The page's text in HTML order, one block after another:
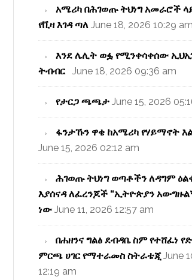
አሜሪካ በሕገወጡ ትህነግ አመራሮች
የቪዛ እገዳ ጣለ June 18, 2026 10:29 am
እንደ ሌሊት ወፏ የሚንቀሳቀሰው
ትብብር June 18, 2026 09:36 am
የታርጋ ጫጫታ June 15, 2026
ፋንታኹን ዋቄ ከአሜሪካ የሃይማኖት
June 15, 2026 02:12 am
ሕገወጡ ትህነግ ወጣቶችን ለዳግም
እያሰናዳ ለፈረንጆች “ኢትዮጵያን
ነው June 11, 2026 12:57 am
በሐዘንና ግልፅ ደብዳቤ ስም የተሸፈነ
ምርጫ ሀገር የማተራመስ ስትራቴጂ June
12:19 am